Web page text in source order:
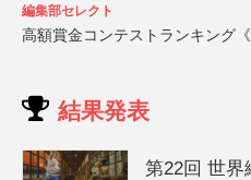
編集部セレクト
高額賞金コンテストランキング《
結果発表
第22回 世界